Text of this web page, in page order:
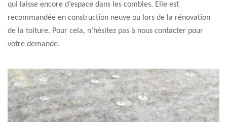
qui laisse encore d’espace dans les combles. Elle est
recommandée en construction neuve ou lors de la rénovation
de la toiture. Pour cela, n’hésitez pas à nous contacter pour
votre demande.